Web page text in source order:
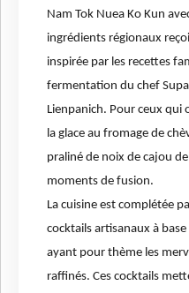
Nam Tok Nuea Ko Kun
ingrédients régionaux
inspirée par les recettes
fermentation du chef
Lienpanich. Pour ceux qui
la glace au fromage de
praliné de noix de cajou
moments de fusion.
La cuisine est complétée
cocktails artisanaux à
ayant pour thème les
raffinés. Ces cocktails